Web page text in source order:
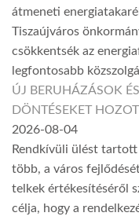
átmeneti
Tiszaújváros
csökkentsék az
legfontosabb
ÚJ BERUHÁZÁSOK
DÖNTÉSEKET
2026-08-04
Rendkívüli ülést
több, a város
telkek értékesítéséről
célja, hogy a